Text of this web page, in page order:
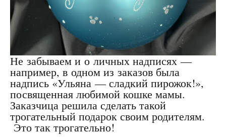
Не забываем и о личных надписях —
например, в одном из заказов была
надпись «Ульяна — сладкий пирожок!»,
посвященная любимой кошке мамы.
Заказчица решила сделать такой
трогательный подарок своим родителям.
Это так трогательно!